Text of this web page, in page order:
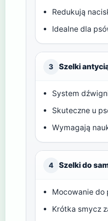
Redukują
Idealne dla
3 Szelki
System
Skuteczne u
Wymagają
4 Szelki do
Mocowanie do
Krótka smycz